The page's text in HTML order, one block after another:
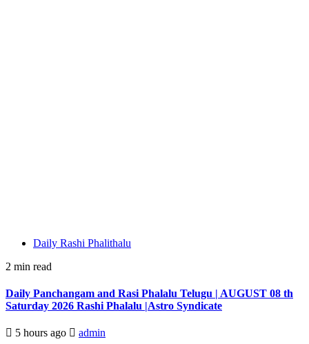
Daily Rashi Phalithalu
2 min read
Daily Panchangam and Rasi Phalalu Telugu | AUGUST 08 th
Saturday 2026 Rashi Phalalu |Astro Syndicate
5 hours ago admin